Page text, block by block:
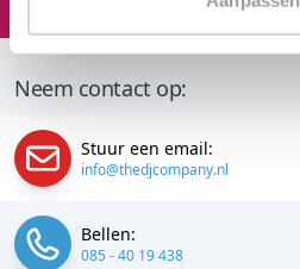
Neem contact op:
Stuur een email:
info@thedjcompany.nl
Bellen:
085 - 40 19 438